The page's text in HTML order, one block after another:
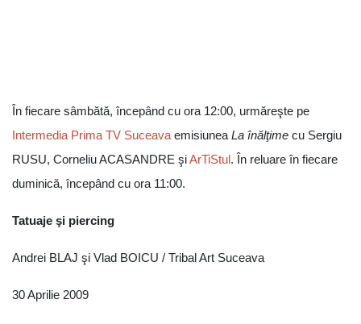
În fiecare sâmbătă, începând cu ora 12:00, urmăreşte pe
Intermedia Prima TV Suceava emisiunea La înălţime cu Sergiu
RUSU, Corneliu ACASANDRE şiArTiStul. În reluare în fiecare
duminică, începând cu ora 11:00.
Tatuaje şi piercing
Andrei BLAJ şi Vlad BOICU / Tribal Art Suceava
30 Aprilie 2009